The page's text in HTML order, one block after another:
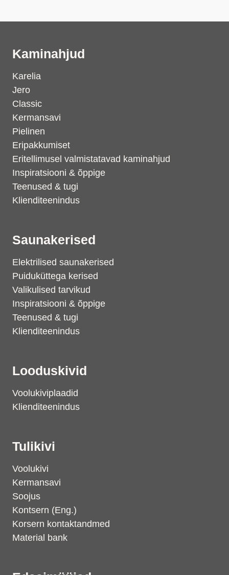
Kaminahjud
Karelia
Jero
Classic
Kermansavi
Pielinen
Eripakkumiset
Eritellimusel valmistatavad kaminahjud
Inspiratsiooni & õppige
Teenused & tugi
Klienditeenindus
Saunakerised
Elektrilised saunakerised
Puiduküttega kerised
Valikulised tarvikud
Inspiratsiooni & õppige
Teenused & tugi
Klienditeenindus
Looduskivid
Voolukiviplaadid
Klienditeenindus
Tulikivi
Voolukivi
Kermansavi
Soojus
Kontsern (Eng.)
Korsern kontaktandmed
Material bank